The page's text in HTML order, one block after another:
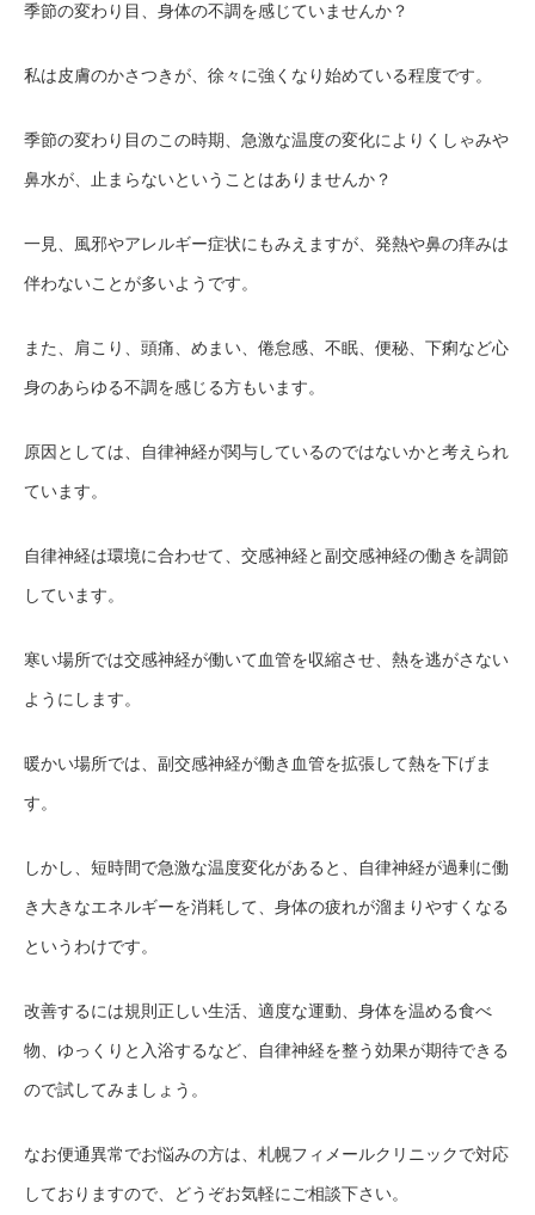
季節の変わり目、身体の不調を感じていませんか？
私は皮膚のかさつきが、徐々に強くなり始めている程度です。
季節の変わり目のこの時期、急激な温度の変化によりくしゃみや
鼻水が 止まらないということはありませんか ？
一見 風邪やアレルギー症状にもみえますが、発熱や鼻の痒みは
伴わないことが多いようです。
また、肩こり、頭痛、めまい、倦怠感、不眠、便秘、下痢など心
身のあらゆる不調を感じる方もいます。
原因としては 自律神経が関与しているのではないかと考えられ
ています。
自律神経は環境に合わせて、交感神経と副交感神経の働きを調節
しています。
寒い場所では交感神経が働いて血管を収縮させ、熱を逃がさない
ようにします。
暖かい場所では、副交感神経が働き血管を拡張して熱を下げま
す。
しかし、短時間で急激な温度変化があると、自律神経が過剰に働
き大きなエネルギーを消耗して、身体の疲れが溜まりやすくなる
というわけです。
改善するには規則正しい生活、適度な運動、身体を温める食べ
物、ゆっくりと入浴するなど 自律神経を整う効果が期待できる
ので試してみましょう。
なお便通異常でお悩みの方は、札幌フィメールクリニックで対応
しておりますので、どうぞお気軽にご相談下さい。